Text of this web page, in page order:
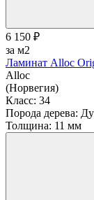
6 150 ₽
за м2
Ламинат Alloc
Alloc
(Норвегия)
Класс: 34
Порода дерева:
Толщина: 11 мм